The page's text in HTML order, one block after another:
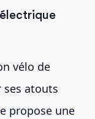
vélo de
ses atouts
propose une